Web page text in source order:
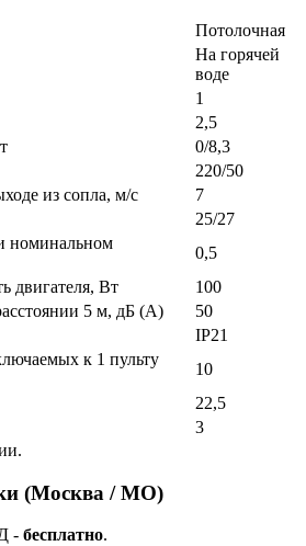
Потолочная
На горячей
воде
1
2,5
0/8,3
220/50
из сопла, м/с
7
25/27
номинальном
0,5
двигателя, Вт
100
5 м, дБ (А)
50
IP21
к 1 пульту
10
22,5
3
(Москва / МО)
- бесплатно.